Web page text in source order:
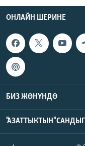
ОНЛАЙН ШЕРИНЕ
БИЗ ЖӨНҮНДӨ
"АЗАТТЫКТЫН"